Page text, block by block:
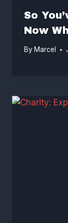
So
Now
By Marcel